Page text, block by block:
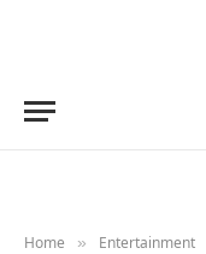
Home » Entertainment